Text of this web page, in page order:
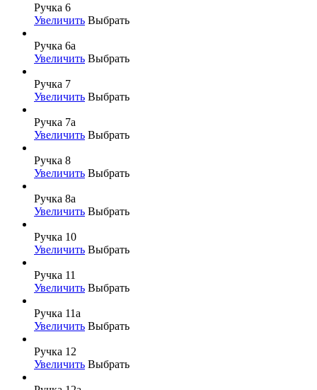
Ручка 6
Увеличить Выбрать
Ручка 6а
Увеличить Выбрать
Ручка 7
Увеличить Выбрать
Ручка 7а
Увеличить Выбрать
Ручка 8
Увеличить Выбрать
Ручка 8а
Увеличить Выбрать
Ручка 10
Увеличить Выбрать
Ручка 11
Увеличить Выбрать
Ручка 11а
Увеличить Выбрать
Ручка 12
Увеличить Выбрать